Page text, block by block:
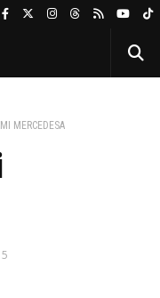
MERCEDESA